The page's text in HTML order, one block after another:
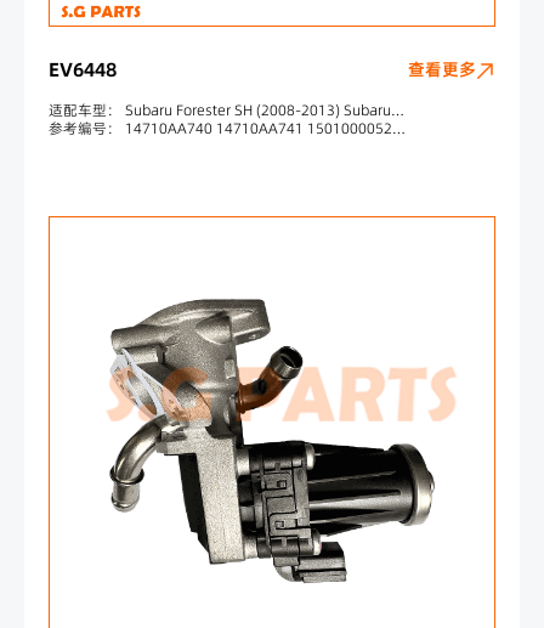
EV6448
适配车型： Subaru Forester SH (2008-2013) Subaru Impreza GR, GH, G3 (2009-2012) Subaru Legacy V MK V (2009-2014) Subaru Legacy V MK V (2009-2014) Subaru Outback BR (2013-2020)
参考编号： 14710AA740 14710AA741 1501000052 730175 V63630001
查看更多